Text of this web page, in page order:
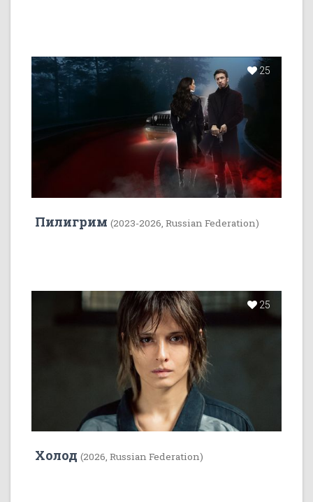
25
Пилигрим (2023-2026, Russian Federation)
25
Холод (2026, Russian Federation)